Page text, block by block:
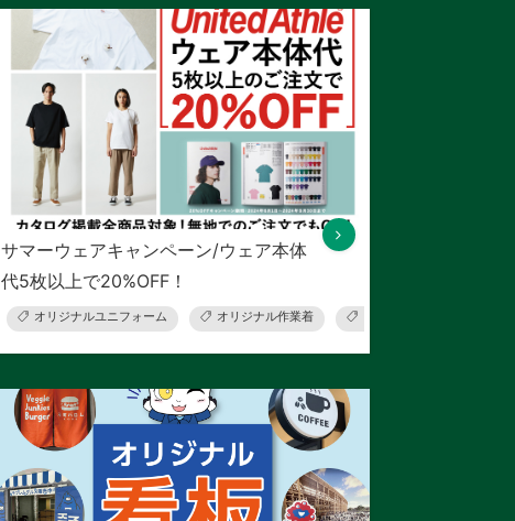
サマーウェアキャンペーン/ウェア本体
代5枚以上で20%OFF！
オリジナルユニフォーム オリジナル作業着